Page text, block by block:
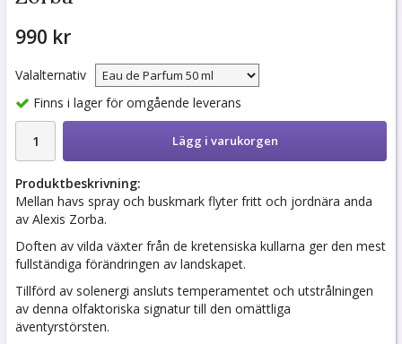
990 kr
Valalternativ
Finns i lager för omgående leverans
Lägg i varukorgen
Produktbeskrivning:
Mellan havs spray och buskmark flyter fritt och jordnära anda
av Alexis Zorba.
Doften av vilda växter från de kretensiska kullarna ger den mest
fullständiga förändringen av landskapet.
Tillförd av solenergi ansluts temperamentet och utstrålningen
av denna olfaktoriska signatur till den omättliga
äventyrstörsten.